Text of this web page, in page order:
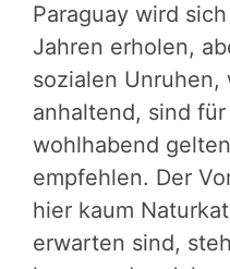
Paraguay wird
Jahren erholen,
sozialen
anhaltend, sind
wohlhabend
empfehlen. Der
hier kaum
erwarten sind,